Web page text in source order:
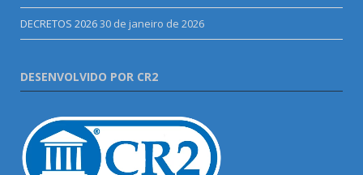
DECRETOS 202630 de janeiro de 2026
DESENVOLVIDO POR CR2